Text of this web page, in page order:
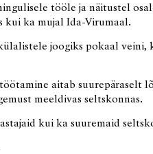
tööle ja näitustel
kui ka mujal Ida-Virumaal.
joogiks pokaal
aitab suurepäraselt
meeldivas seltskonnas.
kui ka suuremaid